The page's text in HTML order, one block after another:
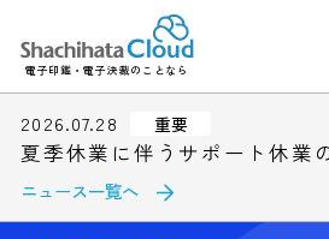
電子印鑑・電子決裁のことなら
2026.07.28 重要
夏季休業に伴うサポート休業
ニュース一覧へ